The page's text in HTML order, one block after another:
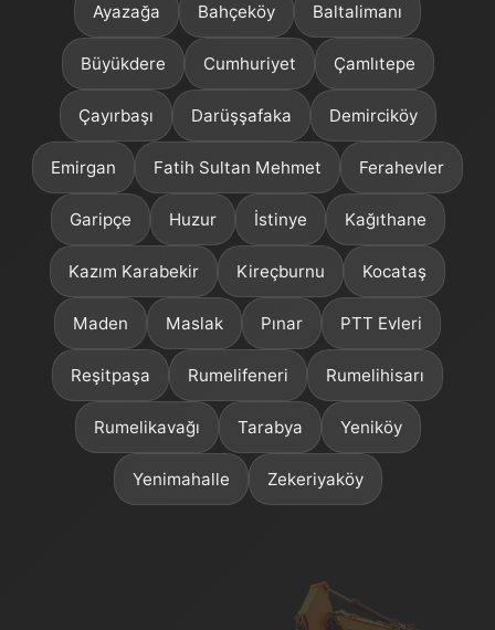
Ayazağa Bahçeköy Baltalimanı
Büyükdere Cumhuriyet Çamlıtepe
Çayırbaşı Darüşşafaka Demirciköy
Emirgan Fatih Sultan Mehmet Ferahevler
Garipçe Huzur İstinye Kağıthane
Kazım Karabekir Kireçburnu Kocataş
Maden Maslak Pınar PTT Evleri
Reşitpaşa Rumelifeneri Rumelihisarı
Rumelikavağı Tarabya Yeniköy
Yenimahalle Zekeriyaköy